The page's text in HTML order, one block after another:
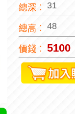
總深︰ 31
總高︰ 48
價錢︰ 5100